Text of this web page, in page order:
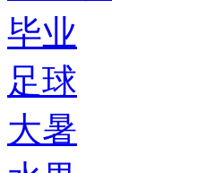
毕业
足球
大暑